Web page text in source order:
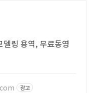
링 용역, 무료동영
광고